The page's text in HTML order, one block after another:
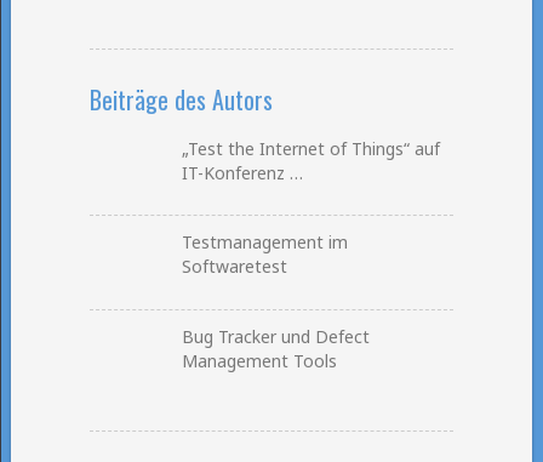
Beiträge des Autors
„Test the Internet of Things“ auf
IT-Konferenz …
Testmanagement im
Softwaretest
Bug Tracker und Defect
Management Tools